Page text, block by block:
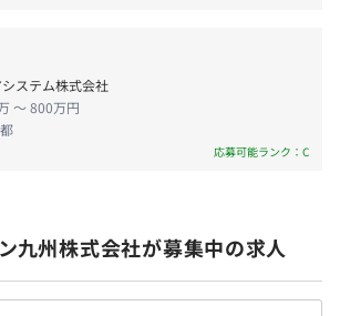
円～105,000円 *勤務地などにより変
12月）
システム株式会社
〜 800万円
応募可能ランク：C
九州株式会社が募集中の求人